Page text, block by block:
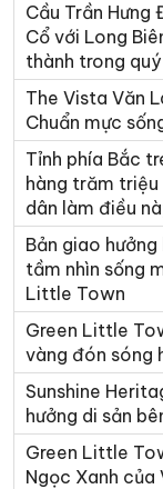
Cầu Trần Hưng
Cổ với Long
thành trong
The Vista Văn
Chuẩn mực
Tỉnh phía Bắc
hàng trăm
dân làm điều
Bản giao
tầm nhìn sống
Little Town
Green Little
vàng đón sóng
Sunshine
hưởng di sản
Green Little
Ngọc Xanh của